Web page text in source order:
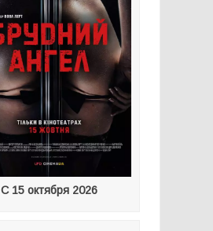
С 15 октября 2026